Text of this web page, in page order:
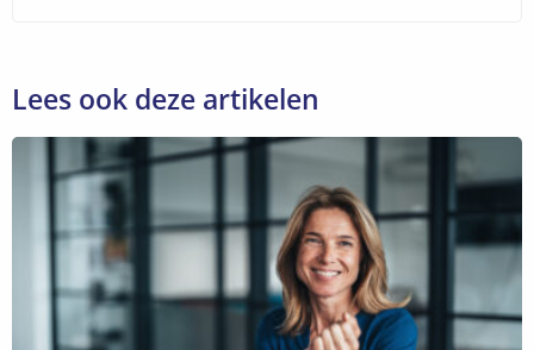
Lees ook deze artikelen